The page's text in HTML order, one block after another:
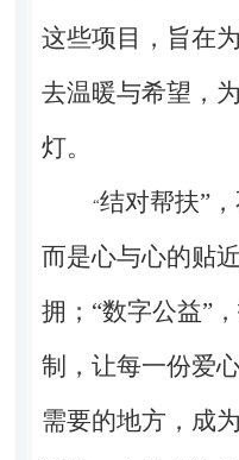
这些项目，旨在
去温暖与希望，
灯。
“结对帮扶”
而是心与心的贴
拥；“数字公益”
制，让每一份爱
需要的地方，成